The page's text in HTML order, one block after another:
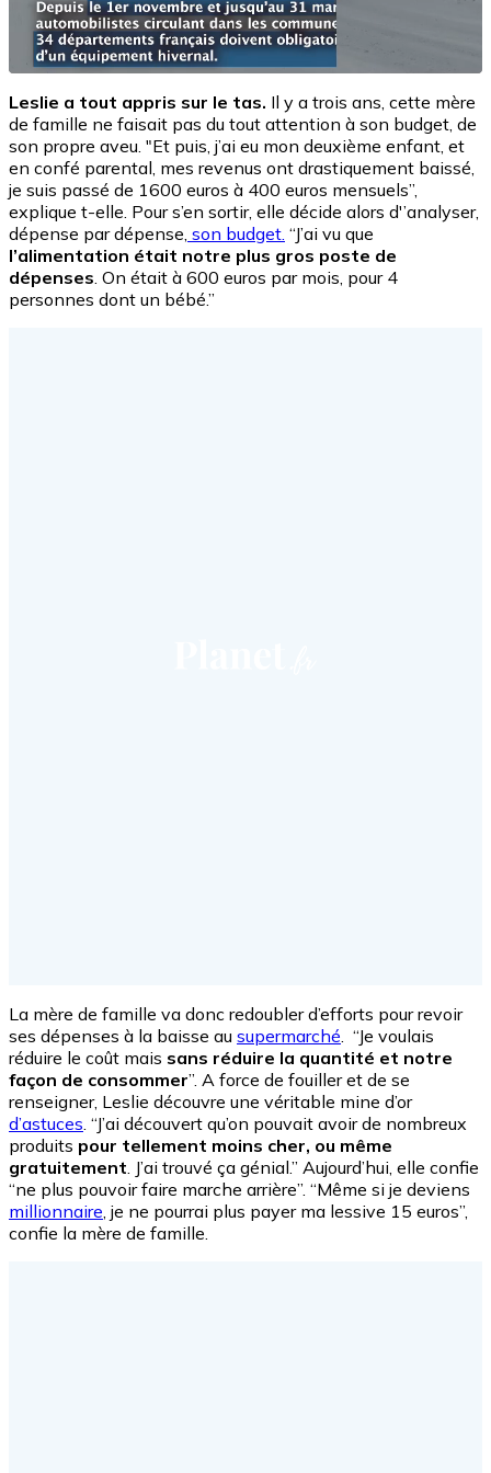
Leslie a tout appris sur le tas. Il y a trois ans, cette mère
de famille ne faisait pas du tout attention à son budget, de
son propre aveu. "Et puis, j’ai eu mon deuxième enfant, et
en confé parental, mes revenus ont drastiquement baissé,
je suis passé de 1600 euros à 400 euros mensuels”,
explique t-elle. Pour s’en sortir, elle décide alors d'’analyser,
dépense par dépense, son budget. “J’ai vu que
l’alimentation était notre plus gros poste de
dépenses . On était à 600 euros par mois, pour 4
personnes dont un bébé.”
La mère de famille va donc redoubler d’efforts pour revoir
ses dépenses à la baisse au supermarché . “Je voulais
réduire le coût mais sans réduire la quantité et notre
façon de consommer”. A force de fouiller et de se
renseigner, Leslie découvre une véritable mine d’or
d’astuces . “J’ai découvert qu’on pouvait avoir de nombreux
produits pour tellement moins cher, ou même
gratuitement . J’ai trouvé ça génial.” Aujourd’hui, elle confie
“ne plus pouvoir faire marche arrière”. “Même si je deviens
millionnaire , je ne pourrai plus payer ma lessive 15 euros”,
confie la mère de famille.